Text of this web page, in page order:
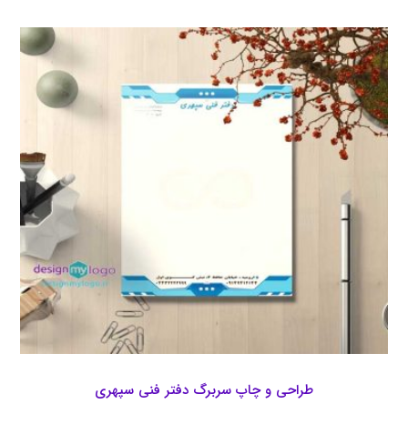
طراحی و چاپ سربرگ دفتر فنی سپهری